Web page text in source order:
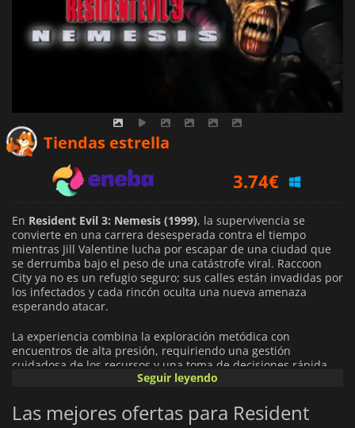
Tiendas estrella
3.74€
4.79€
En Resident Evil 3: Nemesis (1999), la supervivencia se
convierte en una carrera desesperada contra el tiempo
mientras Jill Valentine lucha por escapar de una ciudad que
se derrumba bajo el peso de una catástrofe viral. Raccoon
City ya no es un refugio seguro; sus calles están invadidas por
los infectados y cada rincón oculta una nueva amenaza
esperando atacar.
La experiencia combina la exploración metódica con
encuentros de alta presión, requiriendo una gestión
cuidadosa de los recursos y una toma de decisiones rápida.
La munición es limitada, los puzles bloquean tu camino y
supervivencia. El distintivo estilo visual del juego, que
combina entornos prerrenderizados con personajes en 3D,
Seguir leyendo
Las mejores ofertas para Resident